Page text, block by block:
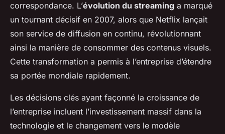
correspondance. L’évolution du streaming a marqué
un tournant décisif en 2007, alors que Netflix lançait
son service de diffusion en continu, révolutionnant
ainsi la manière de consommer des contenus visuels.
Cette transformation a permis à l’entreprise d’étendre
sa portée mondiale rapidement.
Les décisions clés ayant façonné la croissance de
l’entreprise incluent l’investissement massif dans la
technologie et le changement vers le modèle